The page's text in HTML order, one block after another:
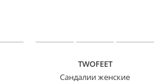
TWOFEET
Сандалии женские